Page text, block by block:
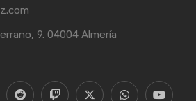
9. 04004 Almería